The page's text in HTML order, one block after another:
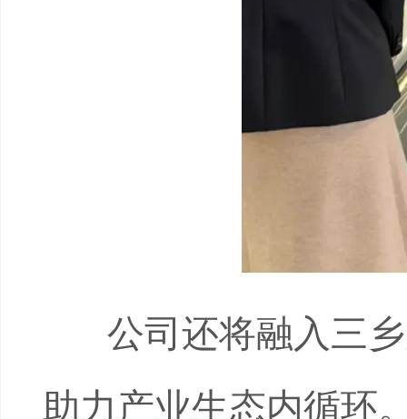
公司还将融入三乡
助力产业生态内循环